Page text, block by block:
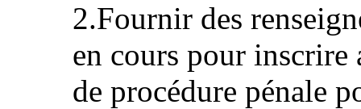
2.Fournir des
en cours pour inscrire
de procédure pénale